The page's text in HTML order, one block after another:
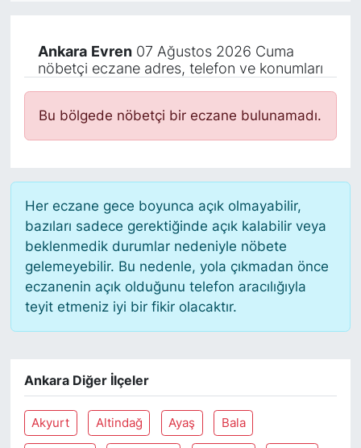
Ankara Evren07 Ağustos 2026 Cuma
nöbetçi eczane adres, telefon ve konumları
Bu bölgede nöbetçi bir eczane bulunamadı.
Her eczane gece boyunca açık olmayabilir,
bazıları sadece gerektiğinde açık kalabilir veya
beklenmedik durumlar nedeniyle nöbete
gelemeyebilir. Bu nedenle, yola çıkmadan önce
eczanenin açık olduğunu telefon aracılığıyla
teyit etmeniz iyi bir fikir olacaktır.
Ankara Diğer İlçeler
Akyurt Altindağ Ayaş Bala
KÖŞE YAZILARI (Arşiv)
KÜLTÜR SANAT
SAĞLIK
SARIYER HABERLERİ
SARIYER İMAR BARIŞI
SİYASET
SON DAKİKA HABERİ